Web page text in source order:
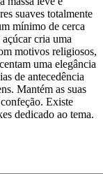
suaves totalmente
mínimo de cerca
cria uma
motivos religiosos,
uma elegância
de antecedência
Mantém as suas
Existe
dedicado ao tema.